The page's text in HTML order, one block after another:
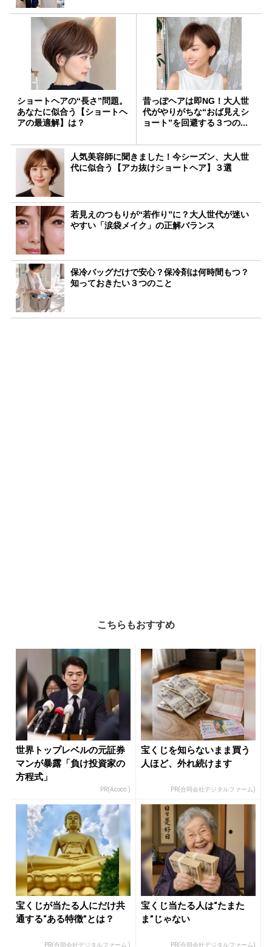
ショートヘアの“長さ”問題。
あなたに似合う【ショートヘ
アの最適解】は？
昔っぽヘアは即NG！大人世
代がやりがちな“おば見えシ
ョート”を回避する３つの...
人気美容師に聞きました！今シーズン、大人世
代に似合う【アカ抜けショートヘア】３選
若見えのつもりが“若作り”に？大人世代が迷い
やすい「涙袋メイク」の正解バランス
保冷バッグだけで安心？保冷剤は何時間もつ？
知っておきたい３つのこと
こちらもおすすめ
世界トップレベルの元証券
マンが暴露「負け投資家の
方程式」
PR(Acoco.)
宝くじを知らないまま買う
人ほど、外れ続けます
PR(合同会社デジタルファーム)
宝くじが当たる人にだけ共
通する“ある特徴”とは？
PR(合同会社デジタルファーム )
宝くじ当たる人は“たまた
ま”じゃない
PR(合同会社デジタルファーム)